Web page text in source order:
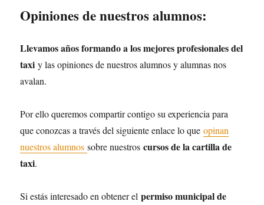
Opiniones de nuestros alumnos:
Llevamos años formando a los mejores profesionales del
taxi y las opiniones de nuestros alumnos y alumnas nos
avalan.
Por ello queremos compartir contigo su experiencia para
que conozcas a través del siguiente enlace lo queopinan
nuestros alumnossobre nuestros cursos de la cartilla de
taxi.
Si estás interesado en obtener elpermiso municipal de